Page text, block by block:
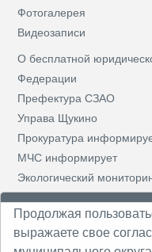
Продолжая
выражаете свое
Фотогалерея
Видеозаписи
О бесплатной
Федерации
Префектура СЗАО
Управа Щукино
Прокуратура
МЧС информирует
Экологический
Призывная комиссия
Противодействие